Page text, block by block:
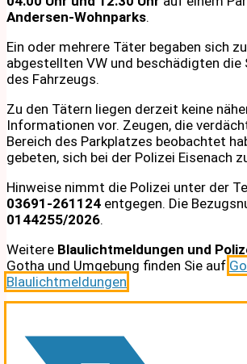
Andersen-Wohnparks.
Ein oder mehrere Täter begaben sich
abgestellten VW und beschädigten die
des Fahrzeugs.
Zu den Tätern liegen derzeit keine
Informationen vor. Zeugen, die
Bereich des Parkplatzes beobachtet
gebeten, sich bei der Polizei Eisenach
Hinweise nimmt die Polizei unter der
03691-261124 entgegen. Die
0144255/2026.
Weitere Blaulichtmeldungen und
Gotha und Umgebung finden Sie auf
Blaulichtmeldungen